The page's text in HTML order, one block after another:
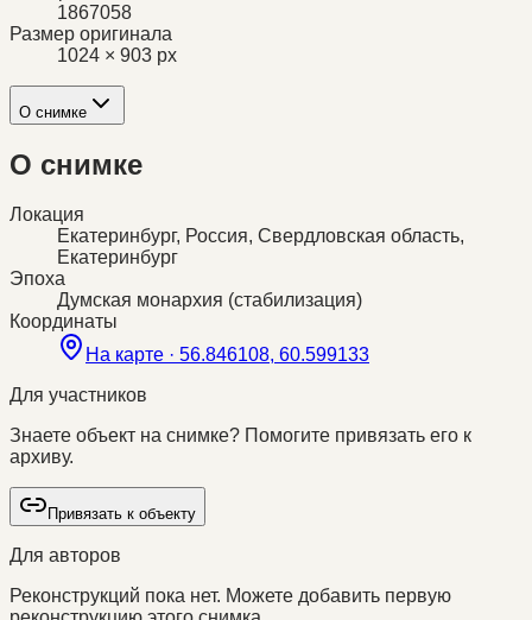
1867058
Размер оригинала
1024 × 903 px
О снимке
О снимке
Локация
Екатеринбург, Россия, Свердловская область,
Екатеринбург
Эпоха
Думская монархия (стабилизация)
Координаты
На карте · 56.846108, 60.599133
Для участников
Знаете объект на снимке? Помогите привязать его к
архиву.
Привязать к объекту
Для авторов
Реконструкций пока нет. Можете добавить первую